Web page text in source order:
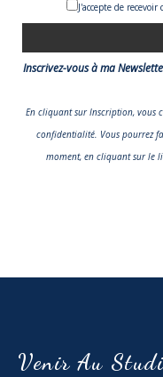
J'accepte de
Inscrivez-vous à ma
En cliquant sur Inscription, vous
confidentialité. Vous pourrez
moment, en cliquant sur le
Venir Au